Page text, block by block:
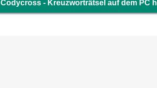
Codycross - Kreuzworträtsel auf dem PC